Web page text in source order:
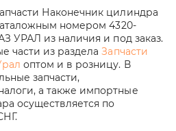
Наконечник цилиндра
номером 4320-
УРАЛ из наличия и под заказ.
части из разделаЗапчасти
оптом и в розницу. В
запчасти,
а также импортные
осуществляется по